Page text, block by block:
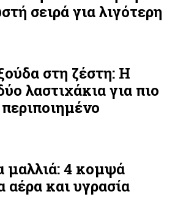
σειρά για λιγότερη
στη ζέστη: Η
λαστιχάκια για πιο
μαλλιά: 4 κομψά
αέρα και υγρασία